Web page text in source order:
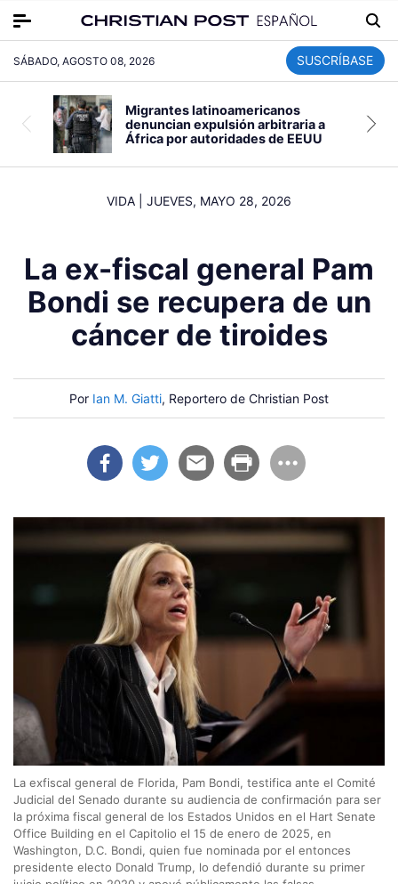
SÁBADO, AGOSTO 08, 2026 SUSCRÍBASE
Migrantes latinoamericanos
denuncian expulsión arbitraria a
África por autoridades de EEUU
VIDA JUEVES, MAYO 28, 2026
La ex-fiscal general Pam
Bondi se recupera de un
cáncer de tiroides
Por Ian M. Giatti, Reportero de Christian Post
La exfiscal general de Florida, Pam Bondi, testifica ante el Comité
Judicial del Senado durante su audiencia de confirmación para ser
la próxima fiscal general de los Estados Unidos en el Hart Senate
Office Building en el Capitolio el 15 de enero de 2025, en
Washington, D.C. Bondi, quien fue nominada por el entonces
presidente electo Donald Trump, lo defendió durante su primer